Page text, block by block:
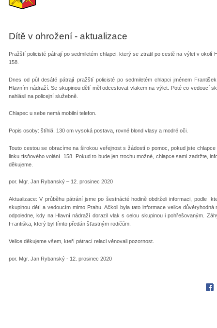
Dítě v ohrožení - aktualizace
Pražští policisté pátrají po sedmiletém chlapci, který se ztratil po cestě na výlet v okolí
158.
Dnes od půl desáté pátrají pražští policisté po sedmiletém chlapci jménem
Hlavním nádraží. Se skupinou dětí měl odcestovat vlakem na výlet. Poté co vedoucí
nahlásil na policejní služebně.
Chlapec u sebe nemá mobilní telefon.
Popis osoby: štíhlá, 130 cm vysoká postava, rovné blond vlasy a modré oči.
Touto cestou se obracíme na širokou veřejnost s žádostí o pomoc, pokud jste
linku tísňového volání 158. Pokud to bude jen trochu možné, chlapce sami zadržte,
děkujeme.
por. Mgr. Jan Rybanský – 12. prosinec 2020
Aktualizace: V průběhu pátrání jsme po šestnácté hodině obdrželi informaci, podle
skupinou dětí a vedoucím mimo Prahu. Ačkoli byla tato informace velice
odpoledne, kdy na Hlavní nádraží dorazil vlak s celou skupinou i pohřešovaným.
Františka, který byl tímto předán šťastným rodičům.
Velice děkujeme všem, kteří pátrací relaci věnovali pozornost.
por. Mgr. Jan Rybanský - 12. prosinec 2020